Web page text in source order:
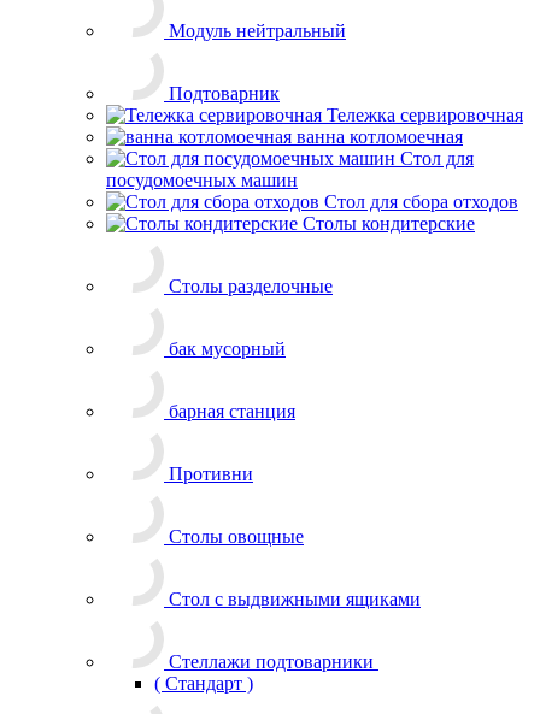
барная станция
Противни
Столы овощные
Стол с выдвижными ящиками
( Стандарт )
Шкаф кухонный
Подставка
Линии раздачи
Ванны моечные и рукомойники
Зонты вентиляционные
Колоды для рубки мяса